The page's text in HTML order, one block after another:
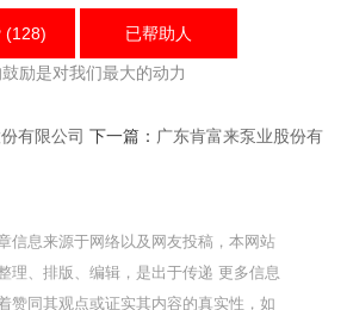
已帮助 人
励是对我们最大的动力
有限公司 下一篇： 广东肯富来泵业股份有
信息来源于网络以及网友投稿，本网站
理、排版、编辑，是出于传递 更多信息
赞同其观点或证实其内容的真实性，如